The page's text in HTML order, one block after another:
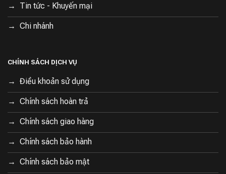
Tin tức - Khuyến mại
Chi nhánh
CHÍNH SÁCH DỊCH VỤ
Điều khoản sử dụng
Chính sách hoàn trả
Chính sách giao hàng
Chính sách bảo hành
Chính sách bảo mật